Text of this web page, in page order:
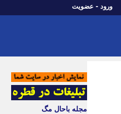
ورود - عضویت
مجله باحال مگ